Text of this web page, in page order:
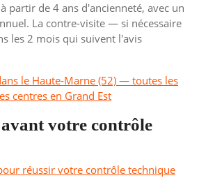
partir de 4 ans d'ancienneté, avec un
La contre-visite — si nécessaire
les 2 mois qui suivent l'avis
le Haute-Marne (52) — toutes les
centres en Grand Est
votre contrôle
réussir votre contrôle technique